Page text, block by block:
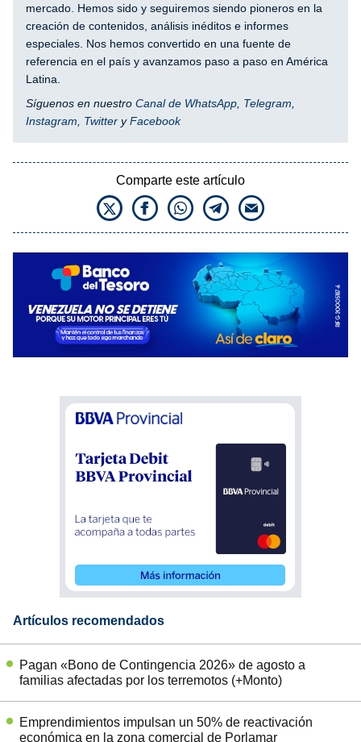
mercado. Hemos sido y seguiremos siendo pioneros en la
creación de contenidos, análisis inéditos e informes
especiales. Nos hemos convertido en una fuente de
referencia en el país y avanzamos paso a paso en América
Latina.
Síguenos en nuestro Canal de WhatsApp Telegram
Instagram
Twitter yFacebook
Comparte este artículo
Artículos recomendados
Pagan «Bono de Contingencia 2026» de agosto a
familias afectadas por los terremotos (+Monto)
Emprendimientos impulsan un 50% de reactivación
económica en la zona comercial de Porlamar